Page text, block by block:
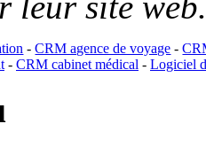
-CRM agence de voyage -
- CRM cabinet médical- Logiciel